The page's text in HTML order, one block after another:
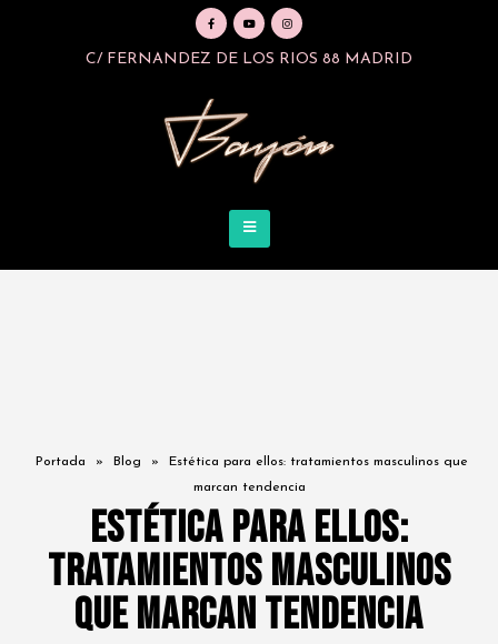
C/ FERNANDEZ DE LOS RIOS 88 MADRID
Portada » Blog »
Estética para ellos: tratamientos masculinos que
marcan tendencia
Estética para ellos:
tratamientos masculinos
que marcan tendencia